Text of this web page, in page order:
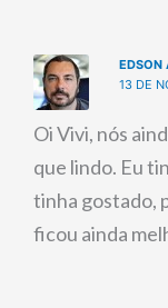
EDSON
13 DE
Oi Vivi, nós
que lindo. Eu
tinha gostado,
ficou ainda